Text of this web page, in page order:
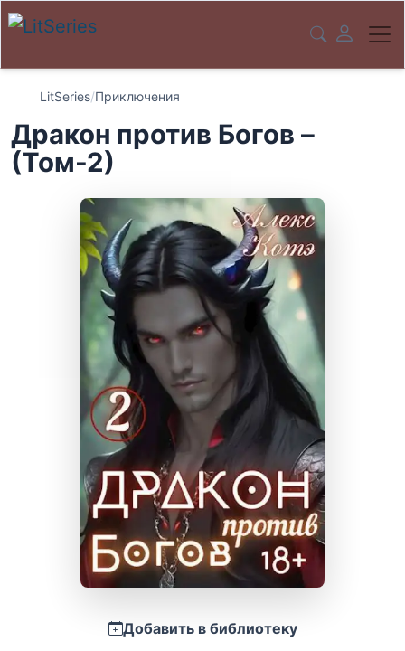
LitSeries/Приключения
Дракон против Богов –
(Том-2)
Добавить в библиотеку